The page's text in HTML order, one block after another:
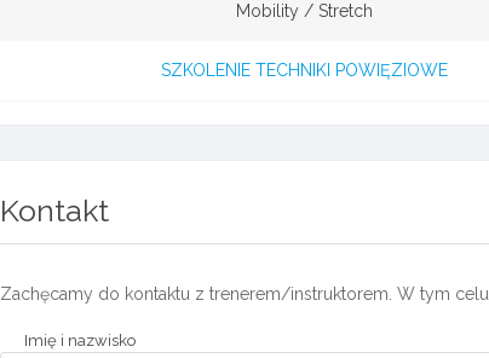
Mobility / Stretch
SZKOLENIE TECHNIKI POWIĘZIOWE
Kontakt
Zachęcamy do kontaktu z trenerem/instruktorem. W tym
Imię i nazwisko